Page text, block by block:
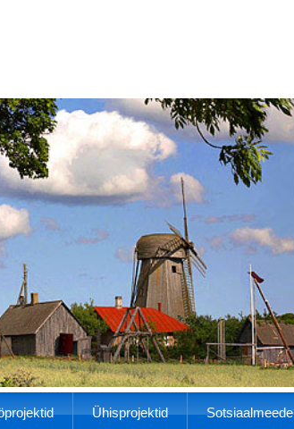
Ühisprojektid Sotsiaalmeede